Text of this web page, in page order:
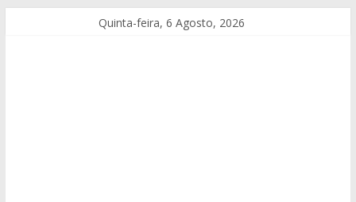
Quinta-feira, 6 Agosto, 2026